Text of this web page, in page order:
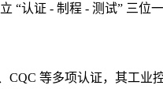
“认证 - 制程 - 测试” 三位
CQC 等多项认证，其工